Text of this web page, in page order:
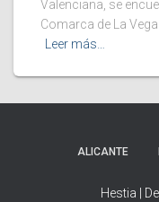
Valenciana, se
Comarca de La
Leer más…
ALICANTE
Hestia |